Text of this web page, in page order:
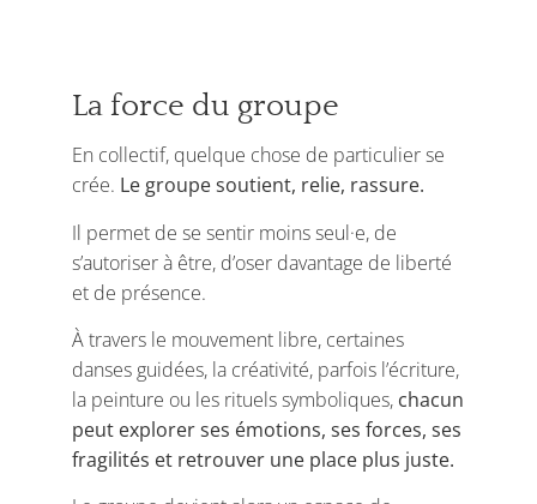
La force du groupe
En collectif, quelque chose de particulier se
crée. Le groupe soutient, relie, rassure.
Il permet de se sentir moins seul·e, de
s’autoriser à être, d’oser davantage de liberté
et de présence.
À travers le mouvement libre, certaines
danses guidées, la créativité, parfois l’écriture,
la peinture ou les rituels symboliques, chacun
peut explorer ses émotions, ses forces, ses
fragilités et retrouver une place plus juste.